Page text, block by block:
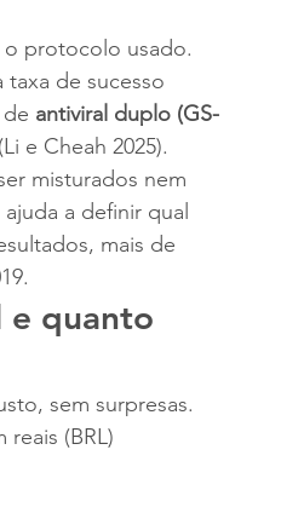
o protocolo usado.
taxa de sucesso
antiviral duplo (GS-
(Li e Cheah 2025).
misturados nem
a definir qual
mais de
e quanto
sem surpresas.
(BRL)